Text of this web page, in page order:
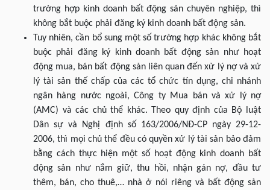
trường hợp kinh doanh bất động sản chuyên nghiệp, thì
không bắt buộc phải đăng ký kinh doanh bất động sản.
Tuy nhiên, cần bổ sung một số trường hợp khác không bắt
buộc phải đăng ký kinh doanh bất động sản như hoạt
động mua, bán bất động sản liên quan đến xử lý nợ và xử
lý tài sản thế chấp của các tổ chức tín dụng, chi nhánh
ngân hàng nước ngoài, Công ty Mua bán và xử lý nợ
(AMC) và các chủ thể khác. Theo quy định của Bộ luật
Dân sự và Nghị định số 163/2006/NĐ-CP ngày 29-12-
2006, thì mọi chủ thể đều có quyền xử lý tài sản bảo đảm
bằng cách thực hiện một số hoạt động kinh doanh bất
động sản như nắm giữ, thu hồi, nhận gán nợ, đầu tư
thêm, bán, cho thuê,… nhà ở nói riêng và bất động sản